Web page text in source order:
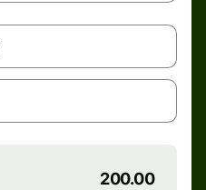
200.00